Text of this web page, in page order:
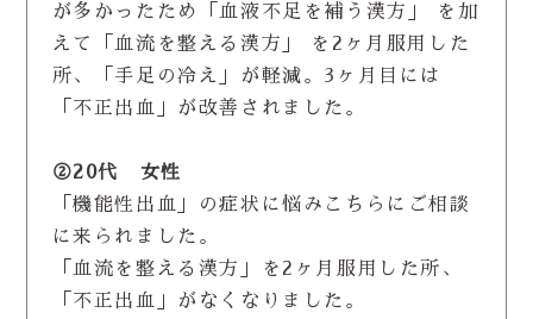
が多かったため「血液不足を補う漢方」 を加
えて「血流を整える漢方」 を2ヶ月服用した
所、「手足の冷え」が軽減。3ヶ月目には
「不正出血」が改善されました。
②20代 女性
「機能性出血」の症状に悩みこちらにご相談
に来られました。
「血流を整える漢方」を2ヶ月服用した所、
「不正出血」がなくなりました。